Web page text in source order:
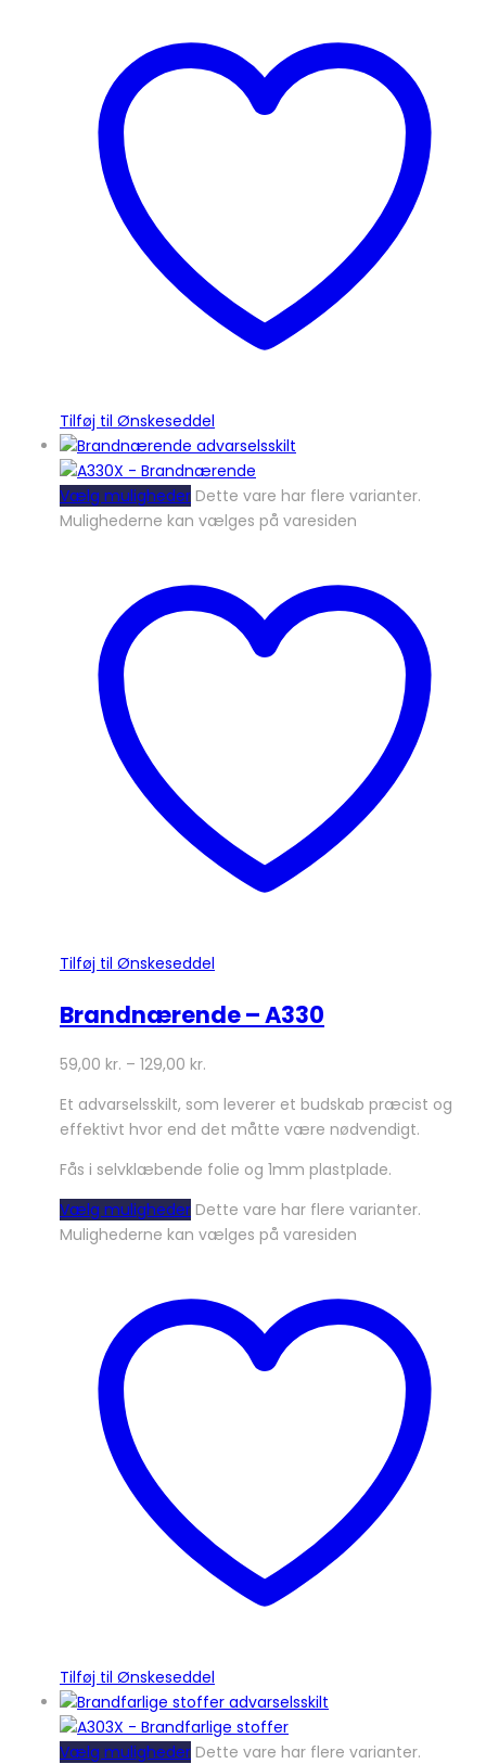
Tilføj til Ønskeseddel
Vælg muligheder Dette vare har flere varianter.
Mulighederne kan vælges på varesiden
Tilføj til Ønskeseddel
Brandnærende – A330
59,00 kr. – 129,00 kr.
Et advarselsskilt, som leverer et budskab præcist og
effektivt hvor end det måtte være nødvendigt.
Fås i selvklæbende folie og 1mm plastplade.
Vælg muligheder Dette vare har flere varianter.
Mulighederne kan vælges på varesiden
Tilføj til Ønskeseddel
Vælg muligheder Dette vare har flere varianter.